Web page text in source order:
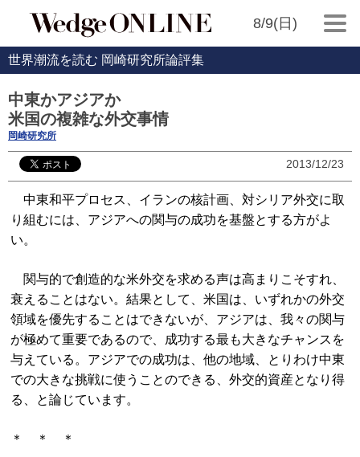
8/9(日)
世界潮流を読む 岡崎研究所論評集
中東かアジアか
米国の複雑な外交事情
岡崎研究所
2013/12/23
中東和平プロセス、イランの核計画、対シリア外交に取
り組むには、アジアへの関与の成功を基盤とする方がよ
い。
関与的で創造的な米外交を求める声は高まりこそすれ、
衰えることはない。結果として、米国は、いずれかの外交
領域を優先することはできないが、アジアは、我々の関与
が極めて重要であるので、成功する最も大きなチャンスを
与えている。アジアでの成功は、他の地域、とりわけ中東
での大きな挑戦に使うことのできる、外交的資産となり得
る、と論じています。
＊ ＊ ＊